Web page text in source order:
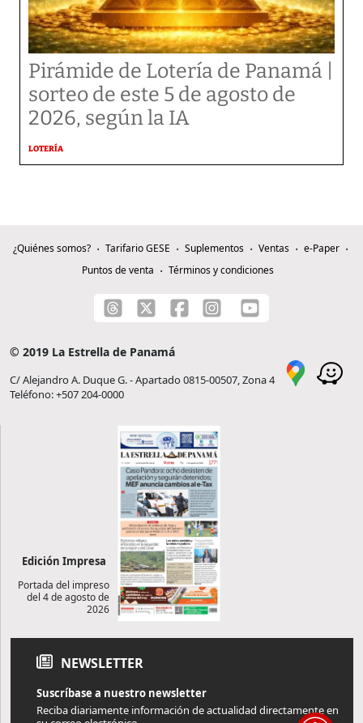
Pirámide de Lotería de Panamá |
sorteo de este 5 de agosto de
2026, según la IA
LOTERÍA
¿Quiénes somos? Tarifario GESE Suplementos Ventas
e-Paper
Puntos de venta
Términos y condiciones
© 2019 La Estrella de Panamá
C/ Alejandro A. Duque G. - Apartado 0815-00507, Zona 4
Teléfono: +507 204-0000
Edición Impresa
Portada del impreso
del 4 de agosto de
2026
NEWSLETTER
Suscríbase a nuestro newsletter
Reciba diariamente información de actualidad directamente en